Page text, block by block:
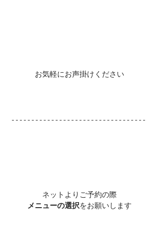
お気軽にお声掛けください
ネットよりご予約の際
メニューの選択をお願いします